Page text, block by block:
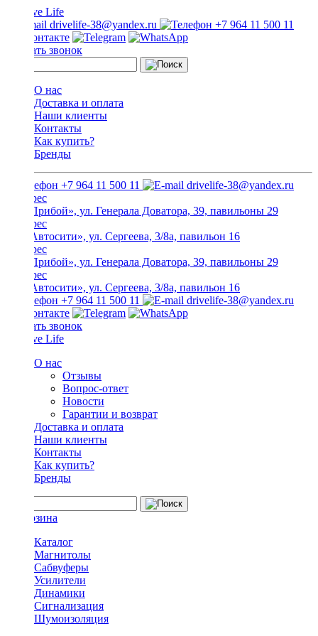
drivelife-38@yandex.ru +7 964 11 500 11
Заказать звонок
О нас
Доставка и оплата
Наши клиенты
Контакты
Как купить?
Бренды
+7 964 11 500 11 drivelife-38@yandex.ru
ТЦ «Прибой», ул. Генерала Доватора, 39, павильоны 29
ТЦ «Автосити», ул. Сергеева, 3/8а, павильон 16
ТЦ «Прибой», ул. Генерала Доватора, 39, павильоны 29
ТЦ «Автосити», ул. Сергеева, 3/8а, павильон 16
+7 964 11 500 11
drivelife-38@yandex.ru
Заказать звонок
О нас
Отзывы
Вопрос-ответ
Новости
Гарантии и возврат
Доставка и оплата
Наши клиенты
Контакты
Как купить?
Бренды
Каталог
Магнитолы
Сабвуферы
Усилители
Динамики
Сигнализация
Шумоизоляция